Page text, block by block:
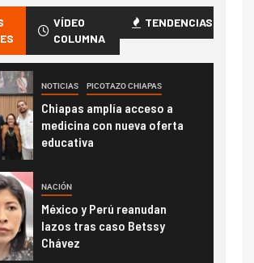
VÍDEO
COLUMNA
TENDENCIAS
NOTICIAS PICOTAZO CHIAPAS
Chiapas amplía acceso a
medicina con nueva oferta
educativa
NACIÓN
México y Perú reanudan
lazos tras caso Betssy
Chávez